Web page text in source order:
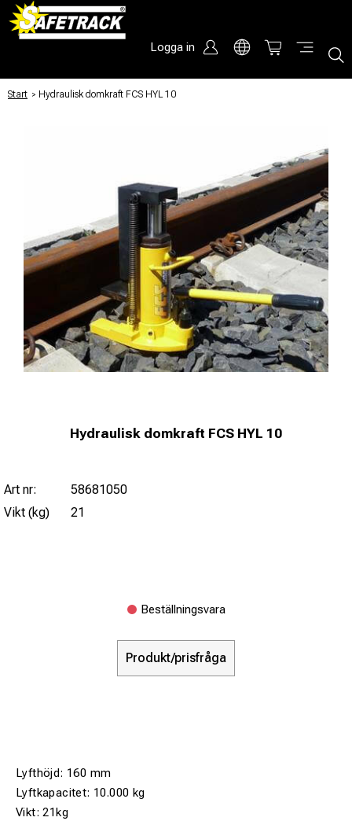
Logga in
Start / Hydraulisk domkraft FCS HYL 10
Hydraulisk domkraft FCS HYL 10
Art nr:
58681050
Vikt (kg)
21
Beställningsvara
Produkt/prisfråga
Lyfthöjd: 160 mm
Lyftkapacitet: 10.000 kg
Vikt: 21kg